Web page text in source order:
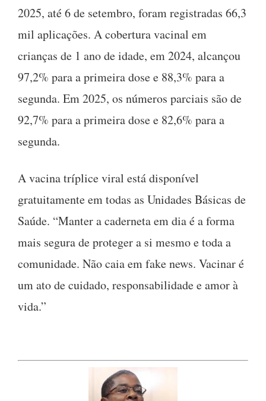
2025, até 6 de setembro, foram registradas 66,3
mil aplicações. A cobertura vacinal em
crianças de 1 ano de idade, em 2024, alcançou
97,2% para a primeira dose e 88,3% para a
segunda. Em 2025, os números parciais são de
92,7% para a primeira dose e 82,6% para a
segunda.
A vacina tríplice viral está disponível
gratuitamente em todas as Unidades Básicas de
Saúde. “Manter a caderneta em dia é a forma
mais segura de proteger a si mesmo e toda a
comunidade. Não caia em fake news. Vacinar é
um ato de cuidado, responsabilidade e amor à
vida.”